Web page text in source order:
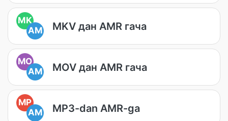
MK
AM
MKV дан AMR гача
MO
AM
MOV дан AMR гача
MP
AM
MP3-dan AMR-ga